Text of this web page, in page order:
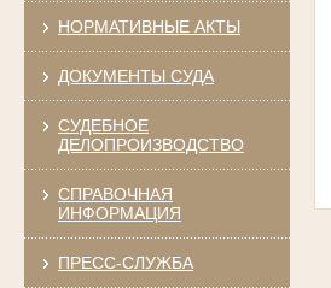
НОРМАТИВНЫЕ АКТЫ
ДОКУМЕНТЫ СУДА
СУДЕБНОЕ
ДЕЛОПРОИЗВОДСТВО
СПРАВОЧНАЯ
ИНФОРМАЦИЯ
ПРЕСС-СЛУЖБА